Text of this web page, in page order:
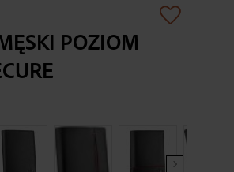
POZIOM